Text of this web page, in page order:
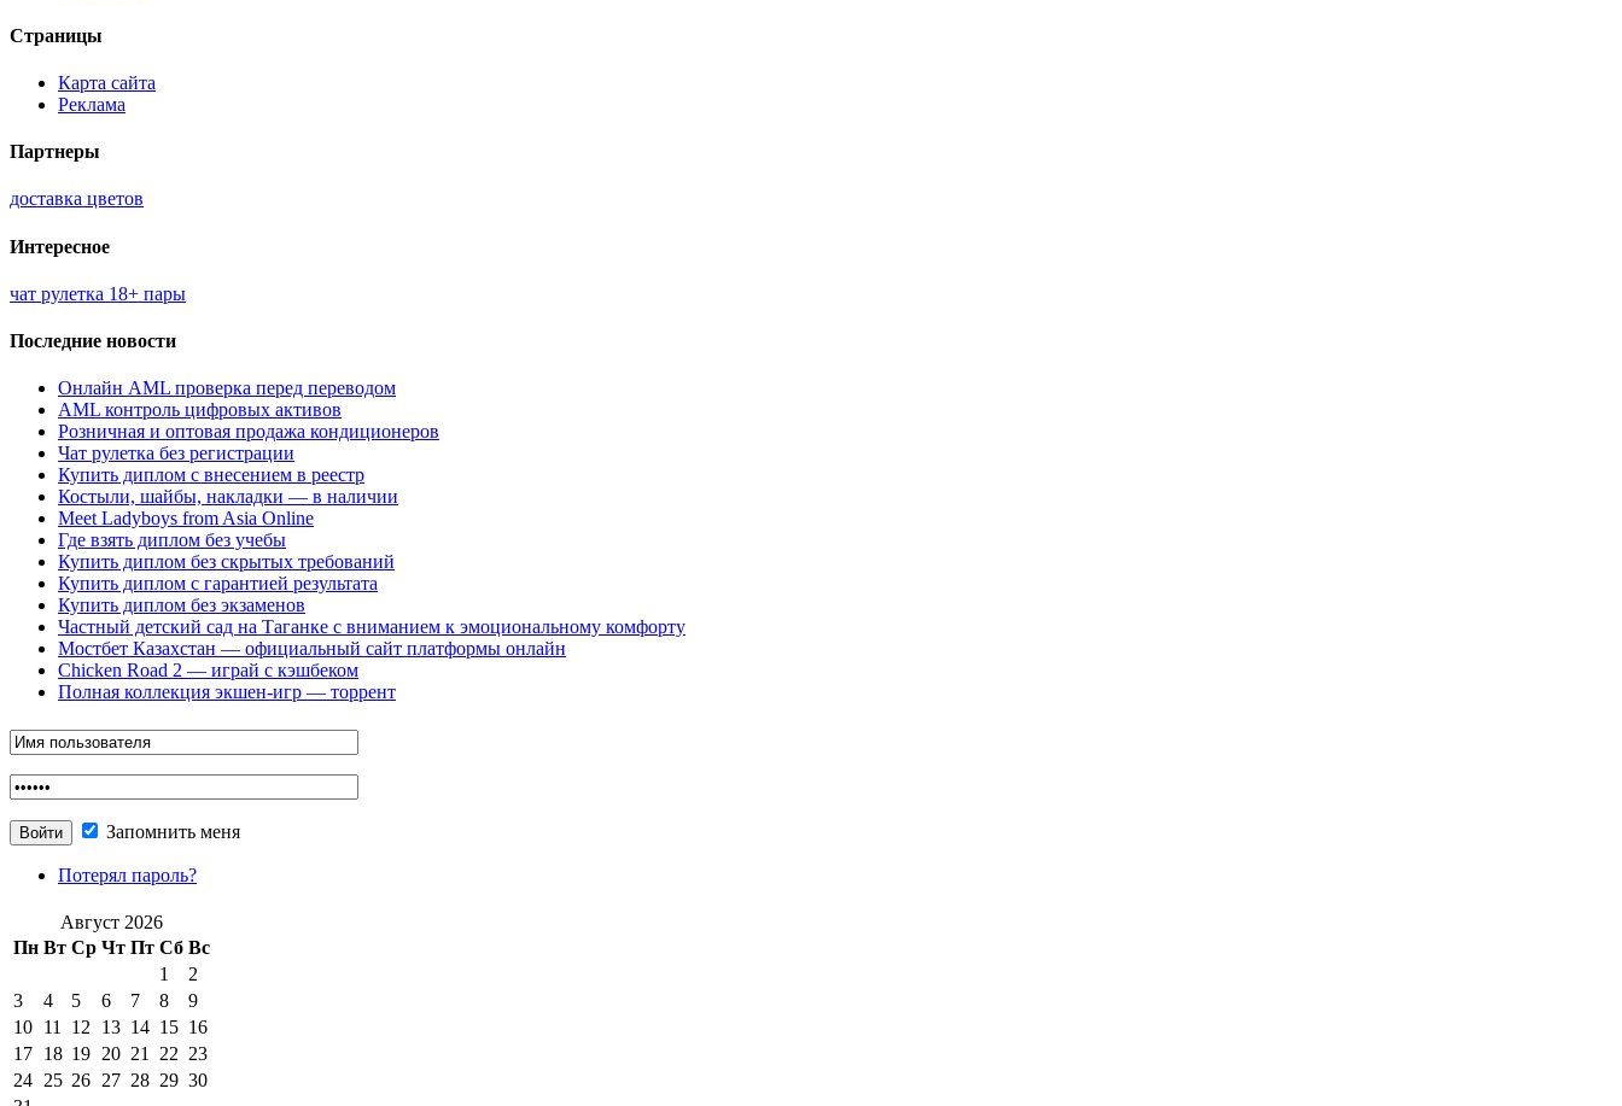
Страницы
Карта сайта
Реклама
Партнеры
доставка цветов
Интересное
чат рулетка 18+ пары
Последние новости
Онлайн AML проверка перед переводом
AML контроль цифровых активов
Розничная и оптовая продажа кондиционеров
Чат рулетка без регистрации
Купить диплом с внесением в реестр
Костыли, шайбы, накладки — в наличии
Meet Ladyboys from Asia Online
Где взять диплом без учебы
Купить диплом без скрытых требований
Купить диплом с гарантией результата
Купить диплом без экзаменов
Частный детский сад на Таганке с вниманием к эмоциональному комфорту
Мостбет Казахстан — официальный сайт платформы онлайн
Chicken Road 2 — играй с кэшбеком
Полная коллекция экшен-игр — торрент
Запомнить меня
Потерял пароль?
Август 2026
Пн Вт Ср Чт Пт Сб Вс
1
2
3
4 5 6 7 8
9
10 11 12 13 14 15 16
17 18 19 20 21 22 23
24 25 26 27 28 29 30